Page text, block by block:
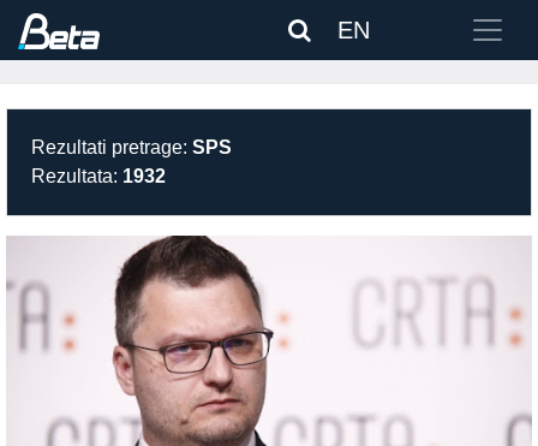
EN
Rezultati pretrage: SPS
Rezultata: 1932